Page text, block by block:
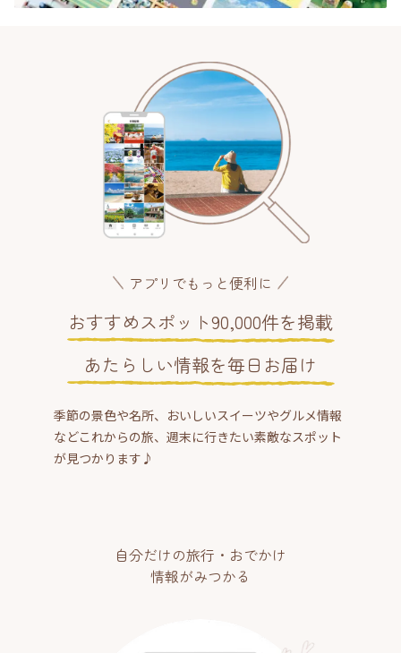
アプリでもっと便利に
おすすめスポット90,000件を掲載
あたらしい情報を毎日お届け
季節の景色や名所、おいしいスイーツやグルメ情報
などこれからの旅、週末に行きたい素敵なスポット
が見つかります♪
自分だけの旅行・おでかけ
情報がみつかる